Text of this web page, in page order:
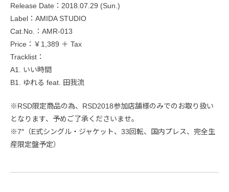
Release Date：2018.07.29 (Sun.)
Label：AMIDA STUDIO
Cat.No.：AMR-013
Price：￥1,389 ＋ Tax
Tracklist：
A1. いい時間
B1. ゆれる feat. 田我流
※RSD限定商品の為、RSD2018参加店舗様のみでのお取り扱い
となります、予めご了承くださいませ。
※7″（E式シングル・ジャケット、33回転、国内プレス、完全生
産限定盤予定）